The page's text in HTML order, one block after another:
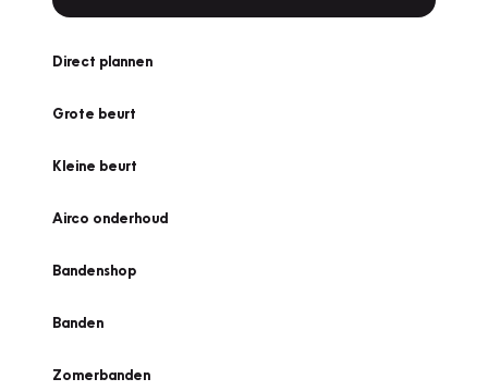
Direct plannen
Grote beurt
Kleine beurt
Airco onderhoud
Bandenshop
Banden
Zomerbanden